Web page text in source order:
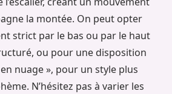
la montée. On peut opter
strict par le bas ou par le haut
ou pour une disposition
nuage », pour un style plus
N’hésitez pas à varier les